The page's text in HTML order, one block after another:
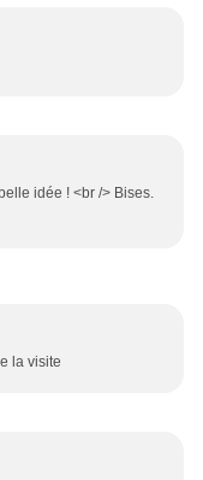
idée ! <br /> Bises.
la visite